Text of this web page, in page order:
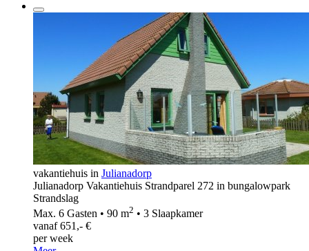
vakantiehuis in Julianadorp
Julianadorp Vakantiehuis Strandparel 272 in bungalowpark
Strandslag
Max. 6 Gasten • 90 m2 • 3 Slaapkamer
vanaf 651,- €
per week